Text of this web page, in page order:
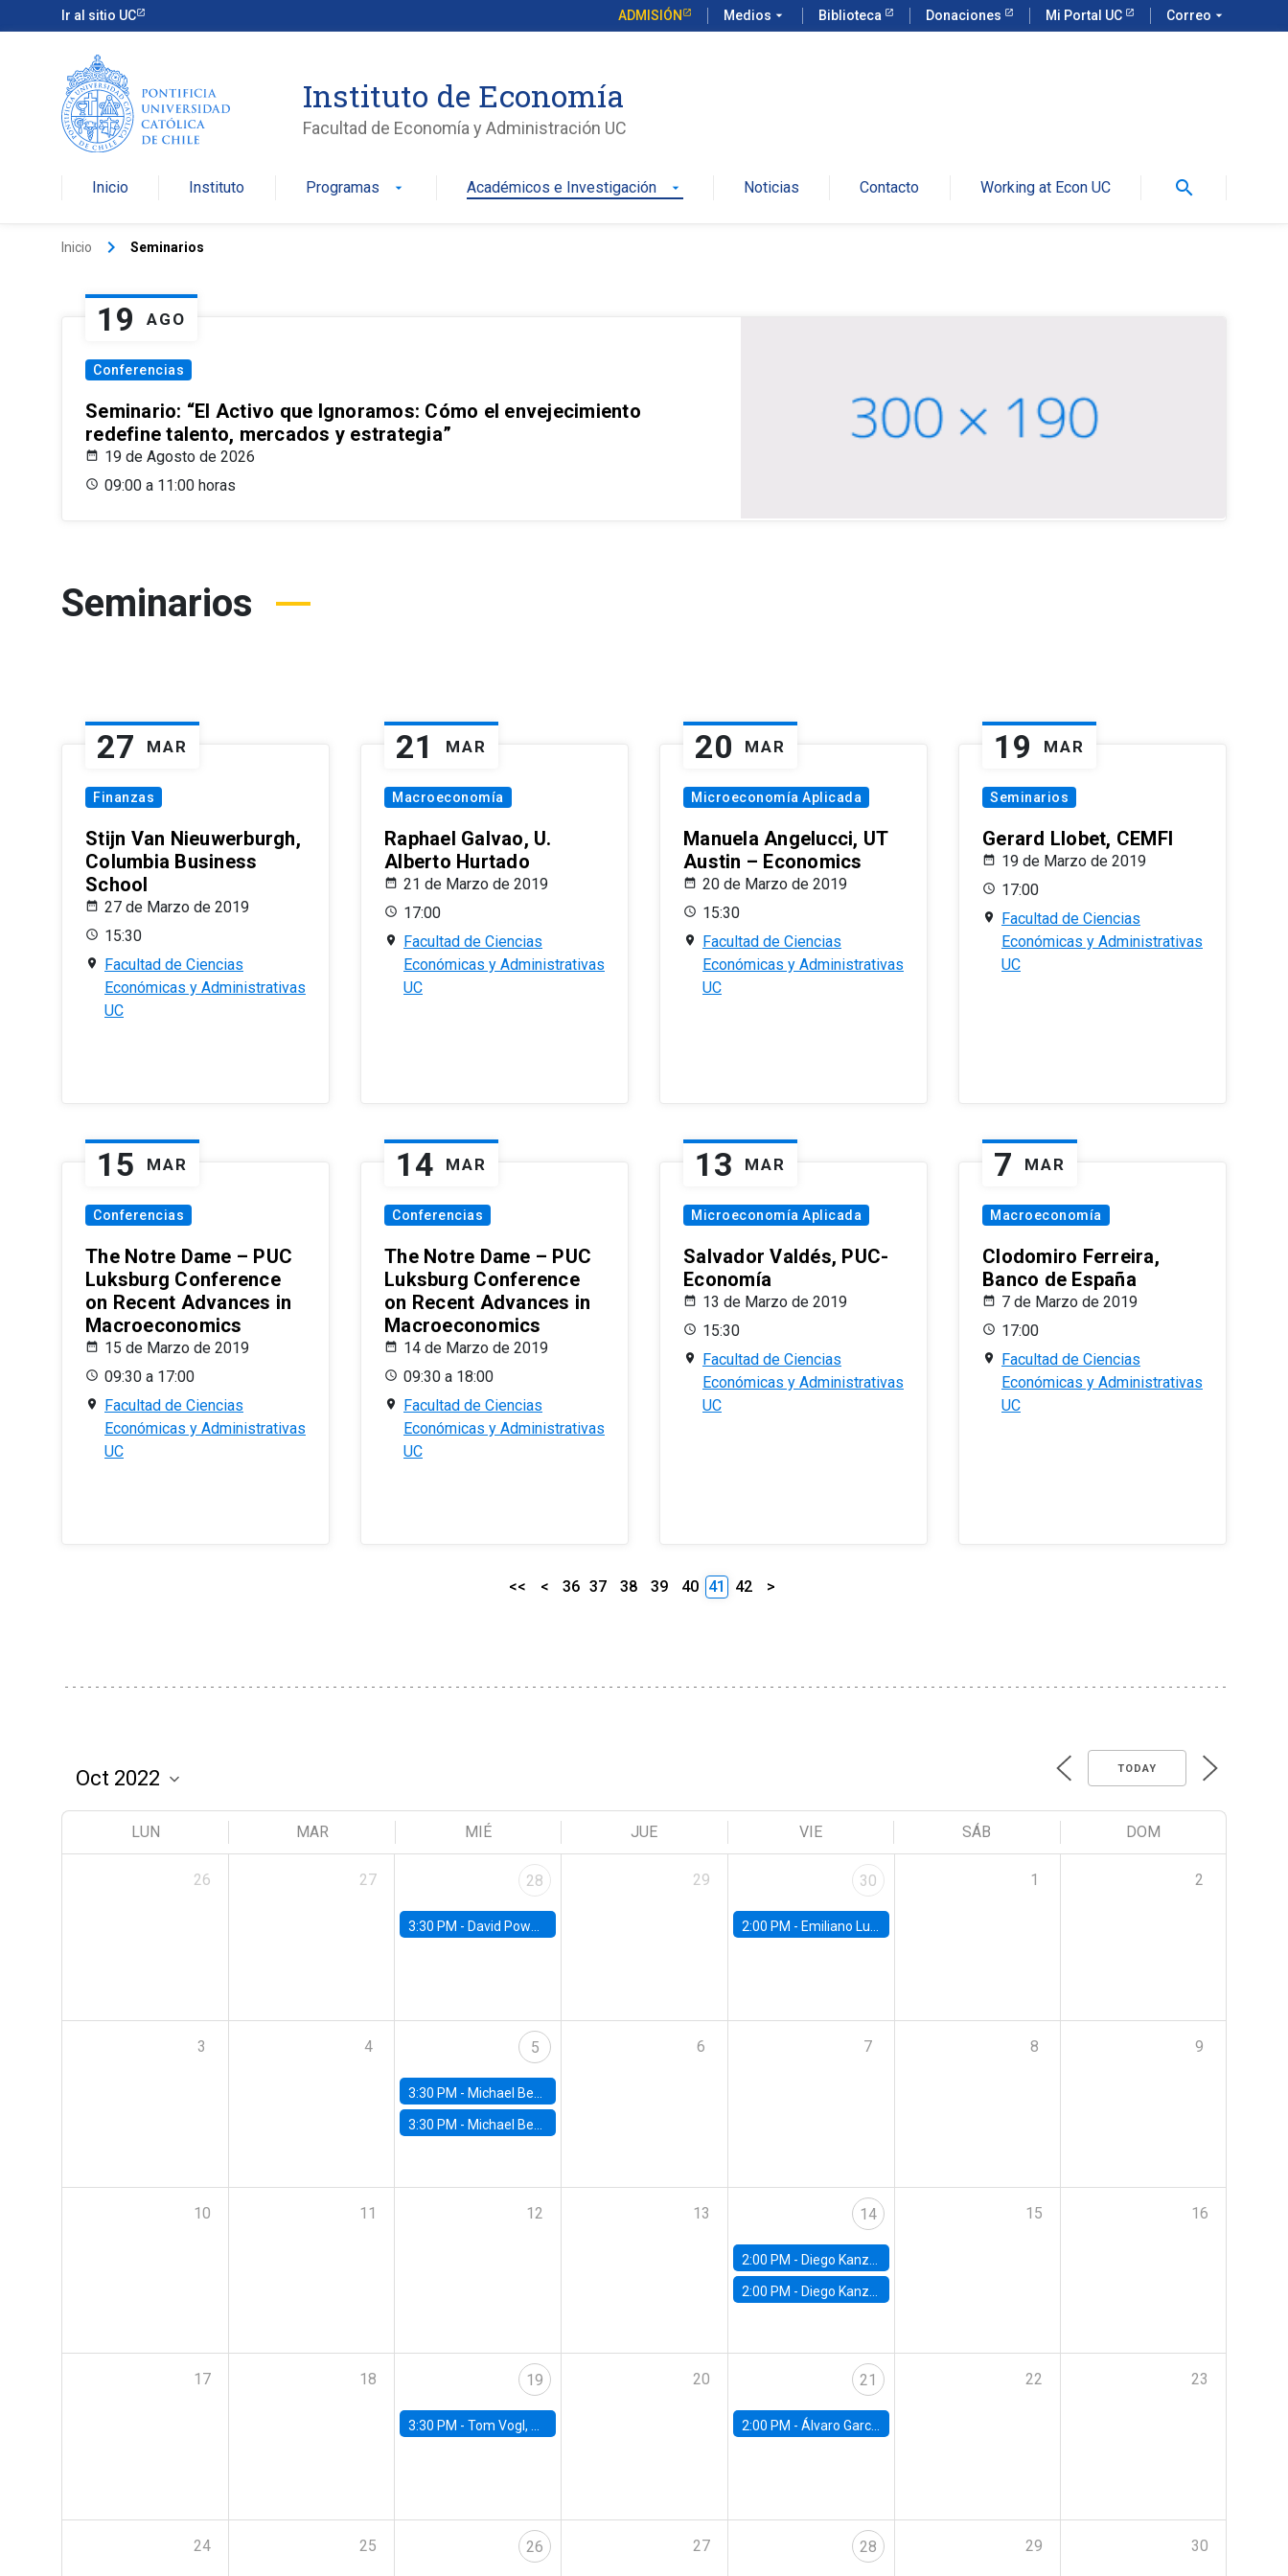
Ir al sitio UC ADMISIÓN Medios arrow_drop_down Biblioteca Donaciones Mi Portal UC Correo arrow_drop_down
Instituto de Economía
Facultad de Economía y Administración UC
Inicio Instituto Programas arrow_drop_down Académicos e Investigación arrow_drop_down Noticias Contacto Working at Econ UC search
Inicio keyboard_arrow_right Seminarios
19 AGO
Conferencias
Seminario: “El Activo que Ignoramos: Cómo el envejecimiento
redefine talento, mercados y estrategia”
19 de Agosto de 2026
09:00 a 11:00 horas
Seminarios
27 MAR
Finanzas
Stijn Van Nieuwerburgh,
Columbia Business
School
27 de Marzo de 2019
15:30
Facultad de Ciencias
Económicas y Administrativas
UC
21 MAR
Macroeconomía
Raphael Galvao, U.
Alberto Hurtado
21 de Marzo de 2019
17:00
Facultad de Ciencias
Económicas y Administrativas
UC
20 MAR
Microeconomía Aplicada
Manuela Angelucci, UT
Austin – Economics
20 de Marzo de 2019
15:30
Facultad de Ciencias
Económicas y Administrativas
UC
19 MAR
Seminarios
Gerard Llobet, CEMFI
19 de Marzo de 2019
17:00
Facultad de Ciencias
Económicas y Administrativas
UC
15 MAR
Conferencias
The Notre Dame – PUC
Luksburg Conference
on Recent Advances in
Macroeconomics
15 de Marzo de 2019
09:30 a 17:00
Facultad de Ciencias
Económicas y Administrativas
UC
14 MAR
Conferencias
The Notre Dame – PUC
Luksburg Conference
on Recent Advances in
Macroeconomics
14 de Marzo de 2019
09:30 a 18:00
Facultad de Ciencias
Económicas y Administrativas
UC
13 MAR
Microeconomía Aplicada
Salvador Valdés, PUC-
Economía
13 de Marzo de 2019
15:30
Facultad de Ciencias
Económicas y Administrativas
UC
7 MAR
Macroeconomía
Clodomiro Ferreira,
Banco de España
7 de Marzo de 2019
17:00
Facultad de Ciencias
Económicas y Administrativas
UC
<< < 36 37 38 39 40 41 42 >
TODAY
LUN MAR MIÉ JUE VIE SÁB DOM
26 27 28
3:30 PM - David Powell, RAND
29 30
2:00 PM - Emiliano Luttini, Banco Central de Chile
1 2
3 4 5
3:30 PM - Michael Best, Columbia University
3:30 PM - Michael Best, Columbia University
6 7 8 9
10 11 12 13 14
2:00 PM - Diego Kanzig, Northwestern
2:00 PM - Diego Kanzig, Northwestern
15 16
17 18 19
3:30 PM -Tom Vogl, UC San Diego
20 21
2:00 PM - Álvaro García-Marin, Universidad de los Andes
22 23
24 25 26 27 28 29 30